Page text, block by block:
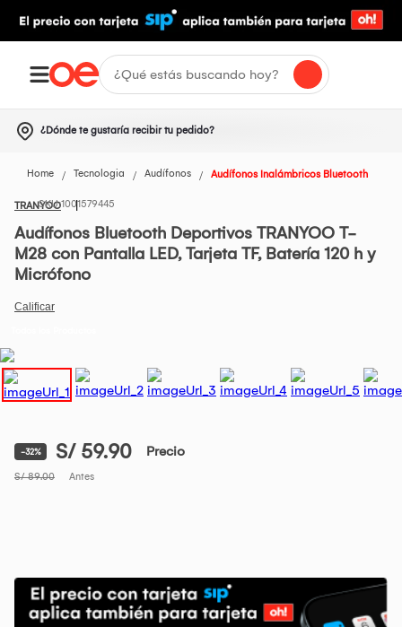
¿Dónde te gustaría recibir tu pedido?
Home Tecnologia Audífonos Audífonos Inalámbricos Bluetooth
TRANYOO1001579445
Audífonos Bluetooth Deportivos TRANYOO T-
M28 con Pantalla LED, Tarjeta TF, Batería 120 h y
Micrófono
-32% S/ 59.90 Precio
S/ 89.00 Antes